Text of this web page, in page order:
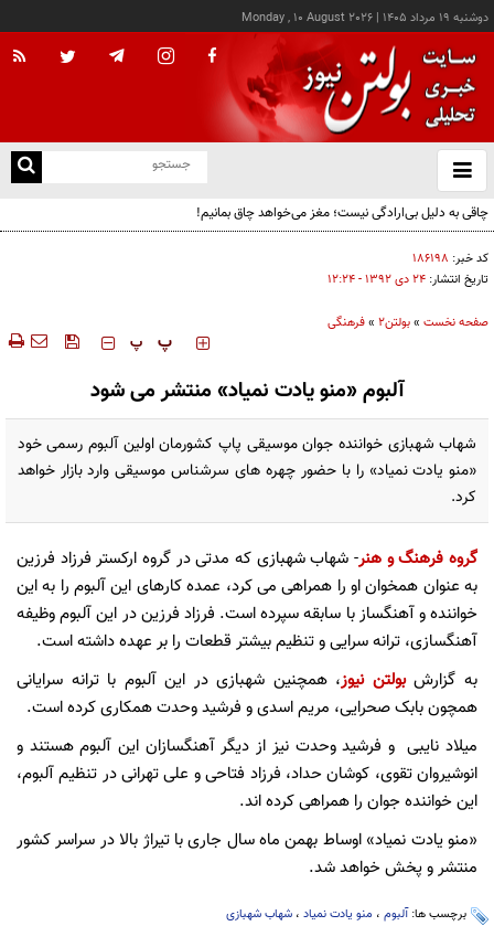
دوشنبه ۱۹ مرداد ۱۴۰۵ |
Monday , 10 August 2026
باز
و
چاقی به دلیل بی‌ارادگی نیست؛ مغز می‌خواهد چاق بمانیم!
کد خبر: ۱۸۶۱۹۸
تاریخ انتشار: ۲۴ دی ۱۳۹۲ - ۱۲:۲۴
صفحه نخست »بولتن2 »فرهنگی
‍‍‍ پ پ
آلبوم «منو یادت نمیاد» منتشر می شود
شهاب شهبازی خواننده جوان موسیقی پاپ کشورمان اولین آلبوم رسمی خود
«منو یادت نمیاد» را با حضور چهره های سرشناس موسیقی وارد بازار خواهد
کرد.
گروه فرهنگ و هنر- شهاب شهبازی که مدتی در گروه ارکستر فرزاد فرزین
به عنوان همخوان او را همراهی می کرد، عمده کارهای این آلبوم را به این
خواننده و آهنگساز با سابقه سپرده است. فرزاد فرزین در این آلبوم وظیفه
آهنگسازی، ترانه سرایی و تنظیم بیشتر قطعات را بر عهده داشته است.
به گزارشبولتن نیوز، همچنین شهبازی در این آلبوم با ترانه سرایانی
همچون بابک صحرایی، مریم اسدی و فرشید وحدت همکاری کرده است.
میلاد نایبی و فرشید وحدت نیز از دیگر آهنگسازان این آلبوم هستند و
انوشیروان تقوی، کوشان حداد، فرزاد فتاحی و علی تهرانی در تنظیم آلبوم،
این خواننده جوان را همراهی کرده اند.
«منو یادت نمیاد» اوساط بهمن ماه سال جاری با تیراژ بالا در سراسر کشور
منتشر و پخش خواهد شد.
برچسب ها:آلبوم ، منو یادت نمیاد ، شهاب شهبازی